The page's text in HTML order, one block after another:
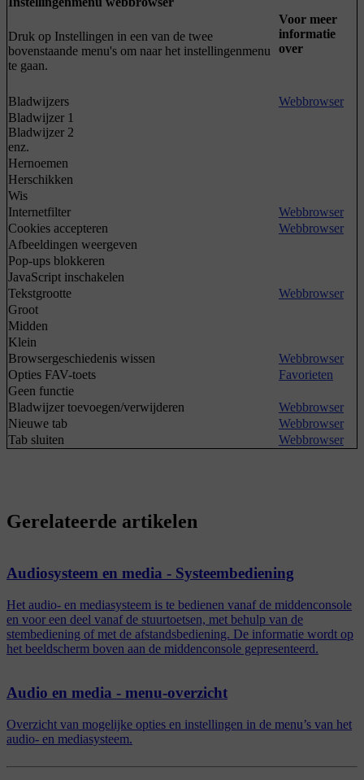
Druk op Instellingen in een van de twee
bovenstaande menu's om naar het instellingenmenu
te gaan.
Voor meer
informatie
over
Bladwijzers
Webbrowser
Bladwijzer 1
Bladwijzer 2
enz.
Hernoemen
Herschikken
Wis
Internetfilter
Webbrowser
Cookies accepteren
Webbrowser
Afbeeldingen weergeven
Pop-ups blokkeren
JavaScript inschakelen
Tekstgrootte
Webbrowser
Groot
Midden
Klein
Browsergeschiedenis wissen
Webbrowser
Opties FAV-toets
Favorieten
Geen functie
Bladwijzer toevoegen/verwijderen
Webbrowser
Nieuwe tab
Webbrowser
Tab sluiten
Webbrowser
Gerelateerde artikelen
Audiosysteem en media - Systeembediening
Het audio- en mediasysteem is te bedienen vanaf de middenconsole
en voor een deel vanaf de stuurtoetsen, met behulp van de
stembediening of met de afstandsbediening. De informatie wordt op
het beeldscherm boven aan de middenconsole gepresenteerd.
Audio en media - menu-overzicht
Overzicht van mogelijke opties en instellingen in de menu’s van het
audio- en mediasysteem.